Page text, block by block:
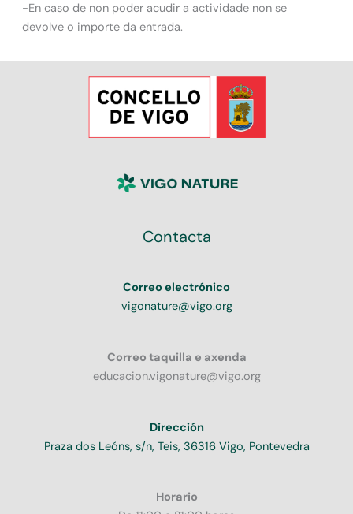
-En caso de non poder acudir a actividade non se
devolve o importe da entrada.
Contacta
Correo electrónico
vigonature@vigo.org
Correo taquilla e axenda
educacion.vigonature@vigo.org
Dirección
Praza dos Leóns, s/n, Teis, 36316 Vigo, Pontevedra
Horario